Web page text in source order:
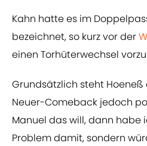
Kahn hatte es im
bezeichnet, so kurz vor der
einen Torhüterwechsel
Grundsätzlich steht
Neuer-Comeback jedoch
Manuel das will, dann habe
Problem damit, sondern